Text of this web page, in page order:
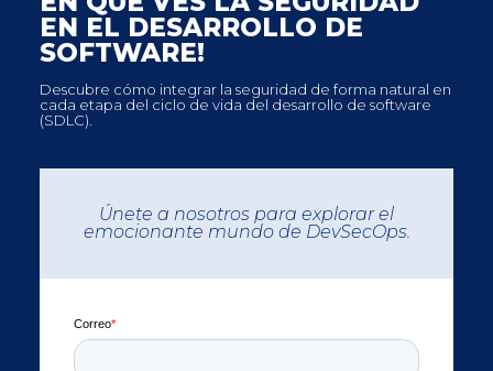
EN EL DESARROLLO DE
SOFTWARE!
Descubre cómo integrar la seguridad de forma natural en
cada etapa del ciclo de vida del desarrollo de software
(SDLC).
Únete a nosotros para explorar el
emocionante mundo de DevSecOps.